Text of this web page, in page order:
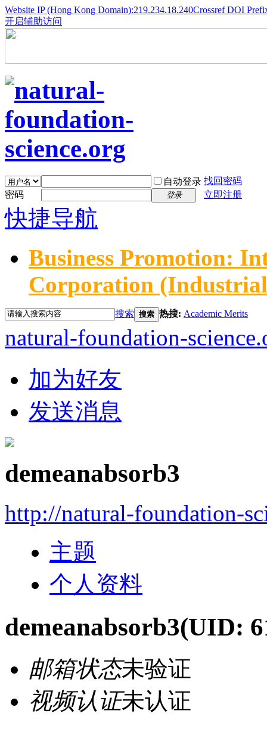
Website IP (Hong Kong Domain):219.234.18.240Crossref DOI
开启辅助访问
自动登录 找回密码
密码
登录 立即注册
快捷导航
Business Promotion:
Corporation
搜索 搜索 热搜: Academic Merits
natural-foundation-
加为好友
发送消息
demeanabsorb3
http://natural-foundation-
主题
个人资料
demeanabsorb3(UID:
邮箱状态未验证
视频认证未认证